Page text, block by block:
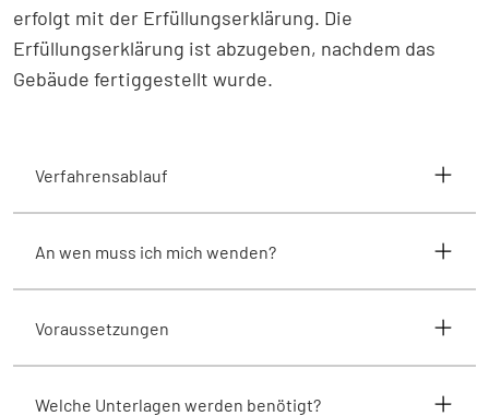
erfolgt mit der Erfüllungserklärung. Die
Erfüllungserklärung ist abzugeben, nachdem das
Gebäude fertiggestellt wurde.
Verfahrensablauf
An wen muss ich mich wenden?
Voraussetzungen
Welche Unterlagen werden benötigt?